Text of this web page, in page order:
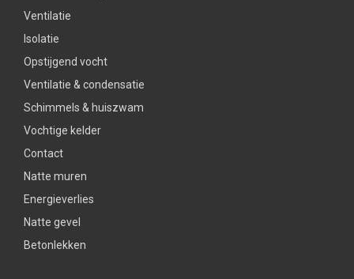
Ventilatie
Isolatie
Opstijgend vocht
Ventilatie & condensatie
Schimmels & huiszwam
Vochtige kelder
Contact
Natte muren
Energieverlies
Natte gevel
Betonlekken